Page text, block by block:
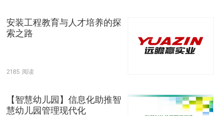
安装工程教育与人才培养的探
索之路
2185 阅读
【智慧幼儿园】信息化助推智
慧幼儿园管理现代化